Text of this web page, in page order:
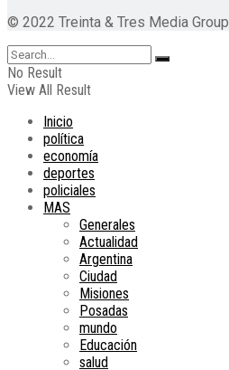
© 2022 Treinta & Tres Media Group
No Result
View All Result
Inicio
política
economía
deportes
policiales
MAS
Generales
Actualidad
Argentina
Ciudad
Misiones
Posadas
mundo
Educación
salud